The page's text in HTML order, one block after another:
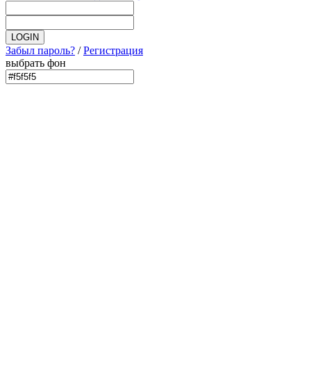
Забыл пароль? /Регистрация
выбрать фон